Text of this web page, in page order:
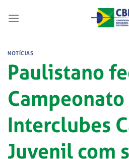
NOTÍCIAS
Paulistano
Interclubes
Juvenil com